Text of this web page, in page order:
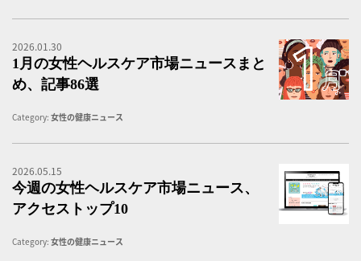
2026.01.30
1月の女性ヘルスケア市場ニュースまと
め、記事86選
Category: 女性の健康ニュース
2026.05.15
今週の女性ヘルスケア市場ニュース、
アクセストップ10
Category: 女性の健康ニュース